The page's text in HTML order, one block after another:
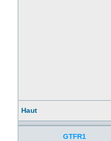
Haut
GTFR1